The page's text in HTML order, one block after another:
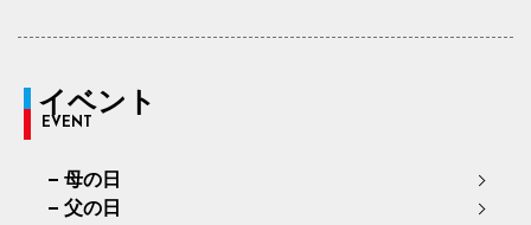
イベント
EVENT
母の日
父の日